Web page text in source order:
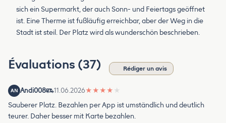
sich ein Supermarkt, der auch Sonn- und Feiertags geöffnet
ist. Eine Therme ist fußläufig erreichbar, aber der Weg in die
Stadt ist steil. Der Platz wird als wunderschön beschrieben.
Évaluations (37) Rédiger un avis
AN Andi008 11.06.2026★ ★ ★ ★ ★
Sauberer Platz. Bezahlen per App ist umständlich und deutlich
teurer. Daher besser mit Karte bezahlen.